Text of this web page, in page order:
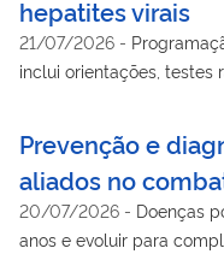
hepatites virais
21/07/2026 -
inclui orientações, testes
Prevenção e
aliados no
20/07/2026 - Doenças
anos e evoluir para